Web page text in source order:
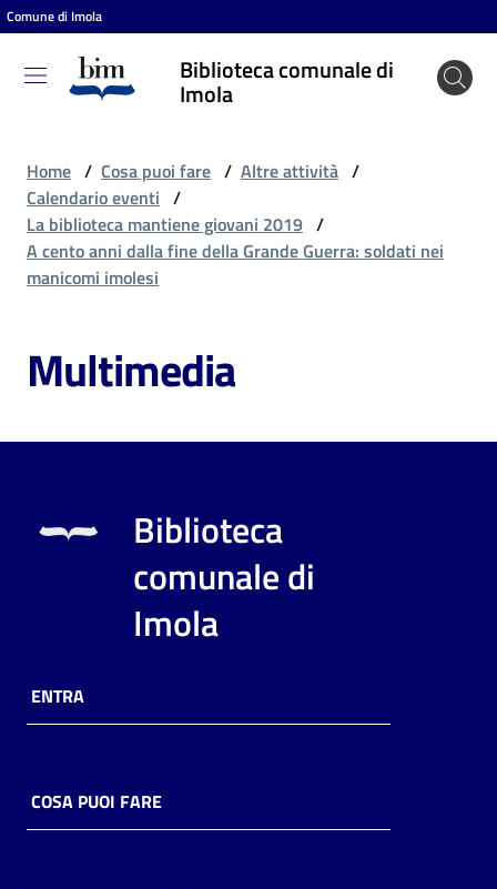
Vai al contenuto
Vai alla navigazione
Vai al footer
Comune di Imola
Biblioteca comunale di
Imola
Biblioteca
comunale
Entra
puoi
fare
contenuti
Casa
Home / Cosa puoi fare / Altre attività /
Calendario eventi /
La biblioteca mantiene giovani 2019 /
A cento anni dalla fine della Grande Guerra: soldati nei
manicomi imolesi
Multimedia
Biblioteca
comunale di
Imola
ENTRA
COSA PUOI FARE